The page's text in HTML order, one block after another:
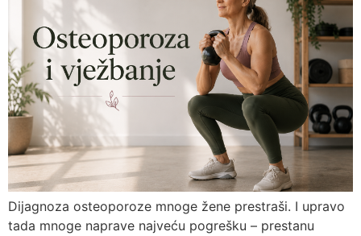
Dijagnoza osteoporoze mnoge žene prestraši. I upravo
tada mnoge naprave najveću pogrešku – prestanu